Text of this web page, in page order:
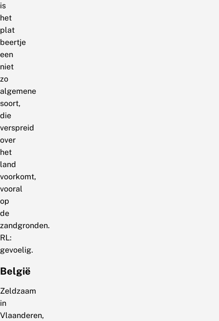
is
het
plat
beertje
een
niet
zo
algemene
soort,
die
verspreid
over
het
land
voorkomt,
vooral
op
de
zandgronden.
RL:
gevoelig.
België
Zeldzaam
in
Vlaanderen,